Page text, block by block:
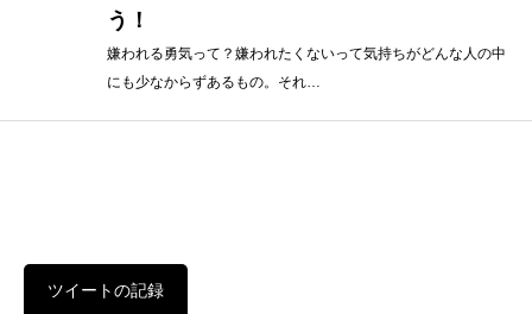
う！
嫌われる勇気って？嫌われたくないって気持ちがどんな人の中
にも少なからずあるもの。それ…
ツイートの記録